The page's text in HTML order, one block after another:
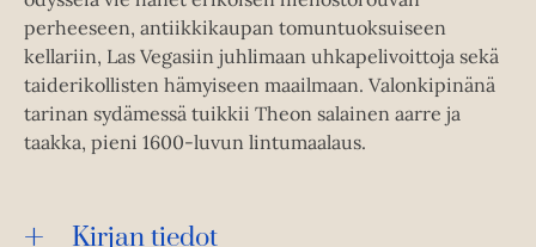
perheeseen, antiikkikaupan tomuntuoksuiseen
kellariin, Las Vegasiin juhlimaan uhkapelivoittoja sekä
taiderikollisten hämyiseen maailmaan. Valonkipinänä
tarinan sydämessä tuikkii Theon salainen aarre ja
taakka, pieni 1600-luvun lintumaalaus.
Kirjan tiedot